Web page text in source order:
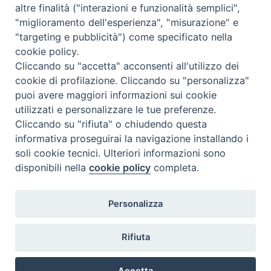
Contatti & Info
C.ne Aurelia, 50 – 00165 Roma
Contatti
Scrivi a: cnvf@chiesacattolica.it
altre finalità ("interazioni e funzionalità semplici",
"miglioramento dell'esperienza", "misurazione" e
"targeting e pubblicità") come specificato nella
cookie policy.
Cliccando su "accetta" acconsenti all'utilizzo dei
cookie di profilazione. Cliccando su "personalizza"
puoi avere maggiori informazioni sui cookie
utilizzati e personalizzare le tue preferenze.
Cliccando su "rifiuta" o chiudendo questa
informativa proseguirai la navigazione installando i
soli cookie tecnici. Ulteriori informazioni sono
disponibili nellacookie policy completa.
Personalizza
Rifiuta